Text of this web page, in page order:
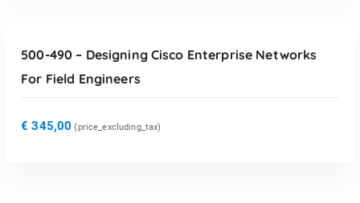
500-490 – Designing Cisco Enterprise Networks
For Field Engineers
€ 345,00 {price_excluding_tax)